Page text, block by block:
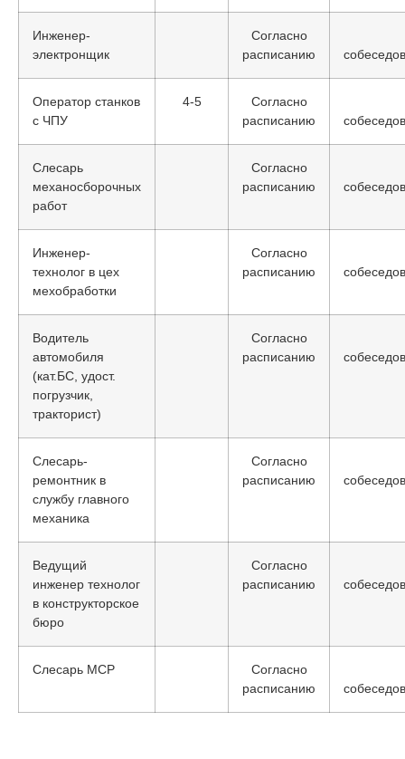
Инженер-
электронщик
Согласно
расписанию
Оператор станков
с ЧПУ
4-5
Согласно
расписанию
Слесарь
механосборочных
работ
Согласно
расписанию
Инженер-
технолог в цех
мехобработки
Согласно
расписанию
Водитель
автомобиля
(кат.БС, удост.
погрузчик,
тракторист)
Согласно
расписанию
Слесарь-
ремонтник в
службу главного
механика
Согласно
расписанию
Ведущий
инженер технолог
в конструкторское
бюро
Согласно
расписанию
Слесарь МСР
Согласно
расписанию